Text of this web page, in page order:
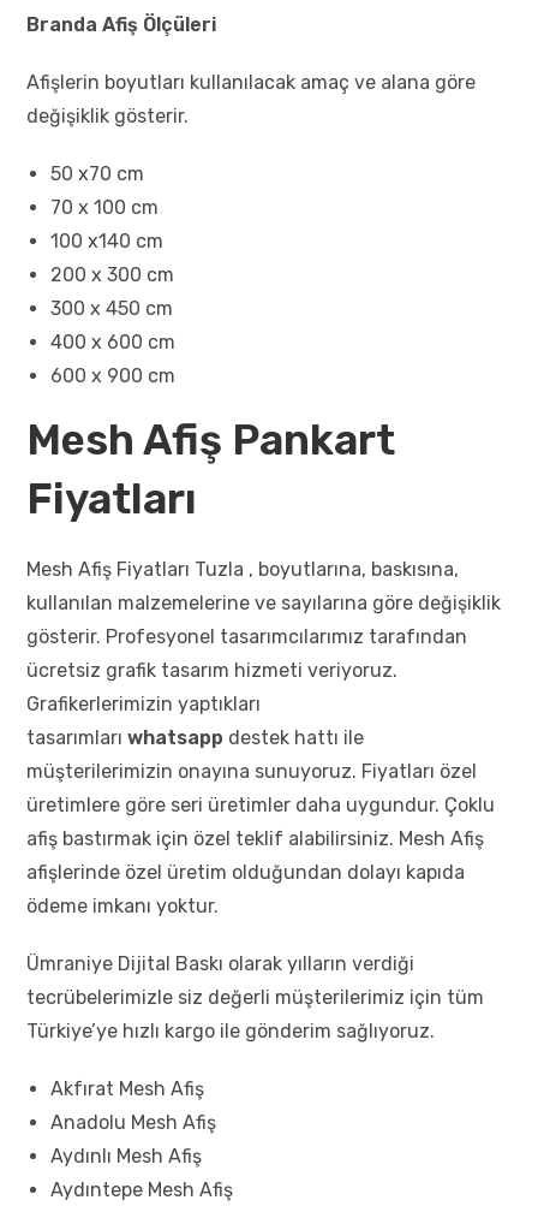
Branda Afiş Ölçüleri
Afişlerin boyutları kullanılacak amaç ve alana göre
değişiklik gösterir.
50 x70 cm
70 x 100 cm
100 x140 cm
200 x 300 cm
300 x 450 cm
400 x 600 cm
600 x 900 cm
Mesh Afiş Pankart
Fiyatları
Mesh Afiş Fiyatları Tuzla , boyutlarına, baskısına,
kullanılan malzemelerine ve sayılarına göre değişiklik
gösterir. Profesyonel tasarımcılarımız tarafından
ücretsiz grafik tasarım hizmeti veriyoruz.
Grafikerlerimizin yaptıkları
tasarımlarıwhatsapp destek hattı ile
müşterilerimizin onayına sunuyoruz. Fiyatları özel
üretimlere göre seri üretimler daha uygundur. Çoklu
afiş bastırmak için özel teklif alabilirsiniz. Mesh Afiş
afişlerinde özel üretim olduğundan dolayı kapıda
ödeme imkanı yoktur.
Ümraniye Dijital Baskı olarak yılların verdiği
tecrübelerimizle siz değerli müşterilerimiz için tüm
Türkiye’ye hızlı kargo ile gönderim sağlıyoruz.
Akfırat Mesh Afiş
Anadolu Mesh Afiş
Aydınlı Mesh Afiş
Aydıntepe Mesh Afiş